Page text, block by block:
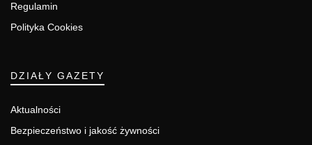
Regulamin
Polityka Cookies
DZIAŁY GAZETY
Aktualności
Bezpieczeństwo i jakość żywności